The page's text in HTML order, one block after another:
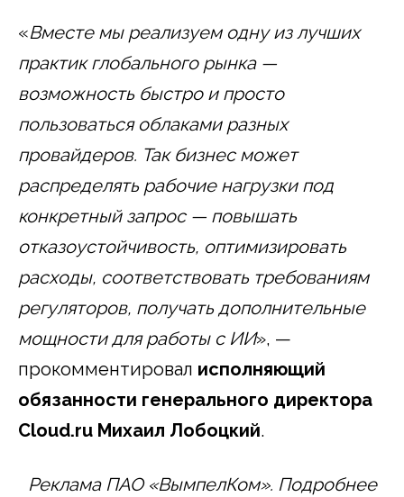
«Вместе мы реализуем одну из лучших
практик глобального рынка —
возможность быстро и просто
пользоваться облаками разных
провайдеров. Так бизнес может
распределять рабочие нагрузки под
конкретный запрос — повышать
отказоустойчивость, оптимизировать
расходы, соответствовать требованиям
регуляторов, получать дополнительные
мощности для работы с ИИ», —
прокомментировал исполняющий
обязанности генерального директора
Cloud.ru Михаил Лобоцкий.
Реклама ПАО «ВымпелКом». Подробнее